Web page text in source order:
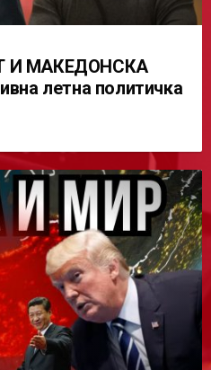
И МАКЕДОНСКА
летна политичка